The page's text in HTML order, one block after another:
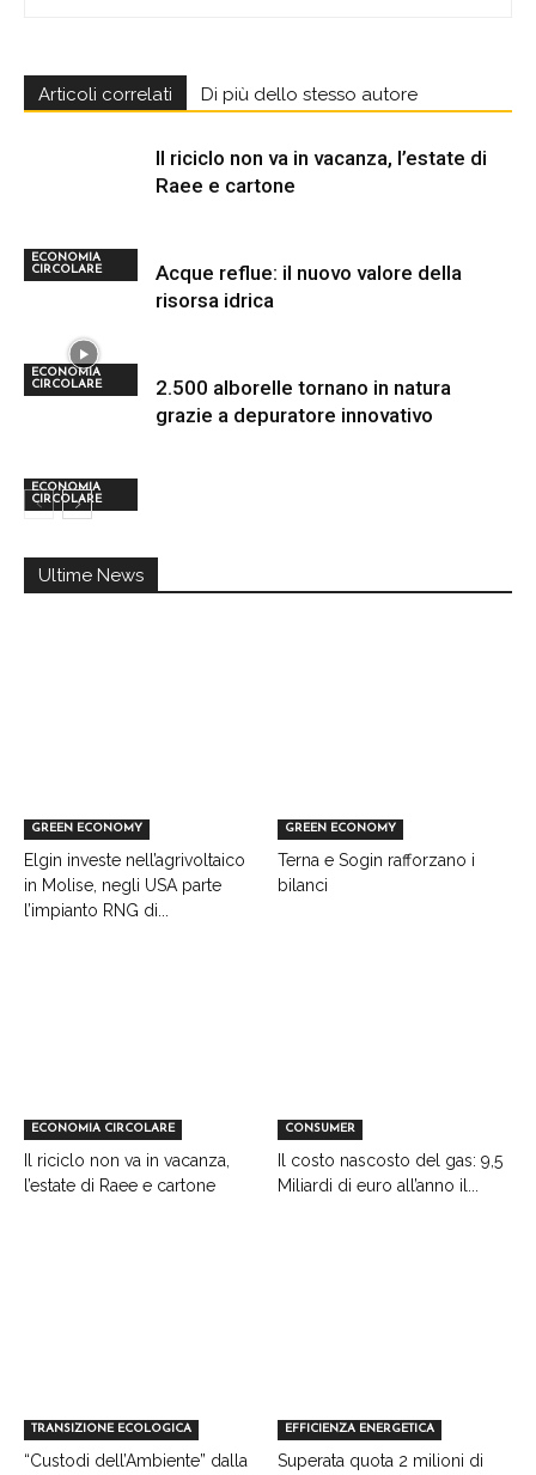
Articoli correlati Di più dello stesso autore
ECONOMIA
CIRCOLARE
Il riciclo non va in vacanza, l’estate di
Raee e cartone
ECONOMIA
CIRCOLARE
Acque reflue: il nuovo valore della
risorsa idrica
ECONOMIA
CIRCOLARE
2.500 alborelle tornano in natura
grazie a depuratore innovativo
Ultime News
GREEN ECONOMY
Elgin investe nell’agrivoltaico
in Molise, negli USA parte
l’impianto RNG di...
GREEN ECONOMY
Terna e Sogin rafforzano i
bilanci
ECONOMIA CIRCOLARE
Il riciclo non va in vacanza,
l’estate di Raee e cartone
CONSUMER
Il costo nascosto del gas: 9,5
Miliardi di euro all’anno il...
TRANSIZIONE ECOLOGICA
“Custodi dell’Ambiente” dalla
EFFICIENZA ENERGETICA
Superata quota 2 milioni di